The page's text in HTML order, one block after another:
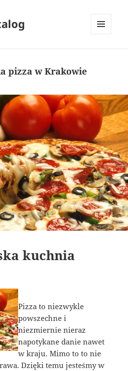
pizza w Krakowie
kuchnia
Pizza to niezwykle
powszechne i
niezmiernie nieraz
napotykane danie nawet
w kraju. Mimo to to nie
Dzięki temu jesteśmy w